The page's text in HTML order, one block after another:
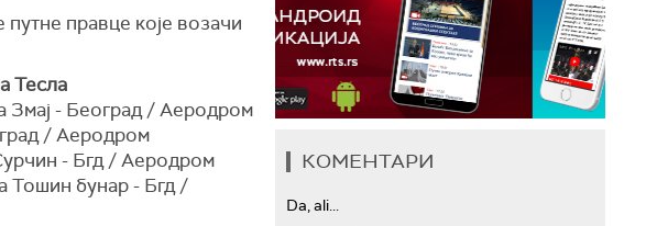
правце које возачи
Тесла
Змај - Београд / Аеродром
/ Аеродром
- Бгд / Аеродром
Тошин бунар - Бгд /
КОМЕНТАРИ
Da, ali...